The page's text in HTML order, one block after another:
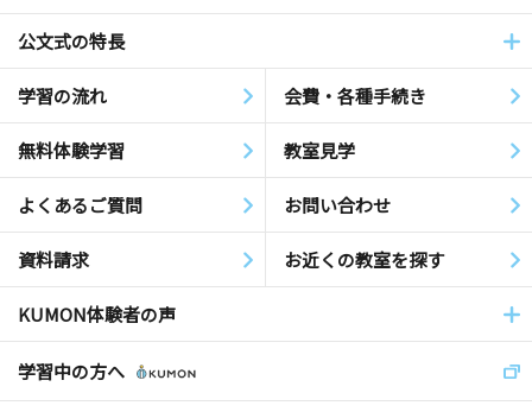
公文式の特長
学習の流れ 会費・各種手続き
無料体験学習 教室見学
よくあるご質問 お問い合わせ
資料請求 お近くの教室を探す
KUMON体験者の声
学習中の方へ